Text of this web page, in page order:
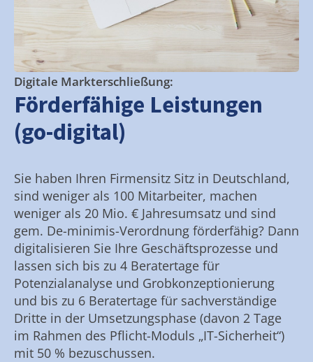
Digitale Markterschließung:
Förderfähige Leistungen
(go-digital)
Sie haben Ihren Firmensitz Sitz in Deutschland,
sind weniger als 100 Mitarbeiter, machen
weniger als 20 Mio. € Jahresumsatz und sind
gem. De-minimis-Verordnung förderfähig? Dann
digitalisieren Sie Ihre Geschäftsprozesse und
lassen sich bis zu 4 Beratertage für
Potenzialanalyse und Grobkonzeptionierung
und bis zu 6 Beratertage für sachverständige
Dritte in der Umsetzungsphase (davon 2 Tage
im Rahmen des Pflicht-Moduls „IT-Sicherheit“)
mit 50 % bezuschussen.